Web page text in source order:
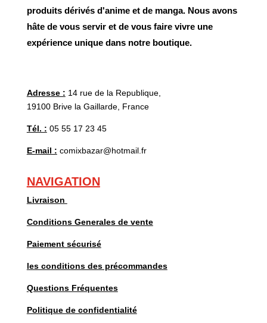
produits dérivés d'anime et de manga. Nous avons
hâte de vous servir et de vous faire vivre une
expérience unique dans notre boutique.
Adresse : 14 rue de la Republique,
19100 Brive la Gaillarde, France
Tél. : 05 55 17 23 45
E-mail : comixbazar@hotmail.fr
NAVIGATION
Livraison
Conditions Generales de vente
Paiement sécurisé
les conditions des précommandes
Questions Fréquentes
Politique de confidentialité